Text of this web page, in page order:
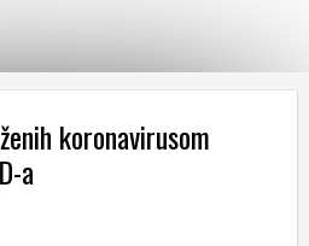
koronavirusom
a